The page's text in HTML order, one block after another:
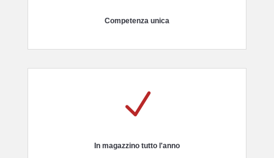
Competenza unica
N
In magazzino tutto l'anno